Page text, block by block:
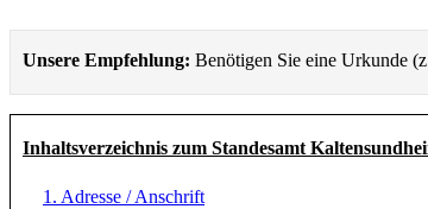
Unsere Empfehlung: Benötigen Sie eine Urkunde
Inhaltsverzeichnis zum Standesamt
1. Adresse / Anschrift